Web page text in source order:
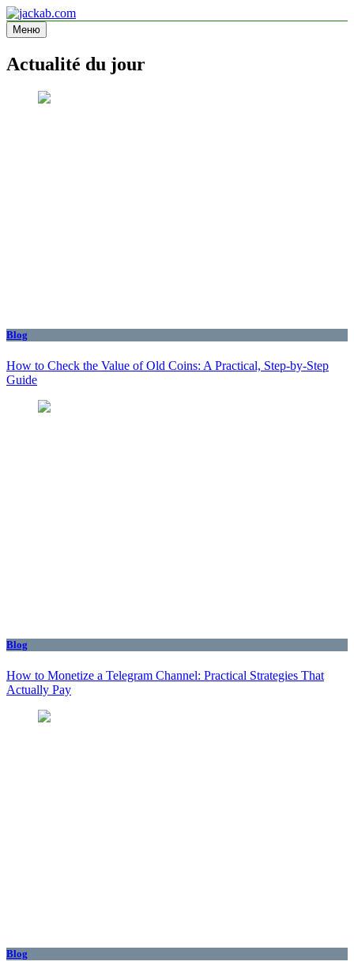
Перейти
к
содержимому
jackab.com
Site d'information
Меню
Actualité du jour
Blog
How to Check the Value of Old Coins: A Practical, Step-by-Step
Guide
Blog
How to Monetize a Telegram Channel: Practical Strategies That
Actually Pay
Blog